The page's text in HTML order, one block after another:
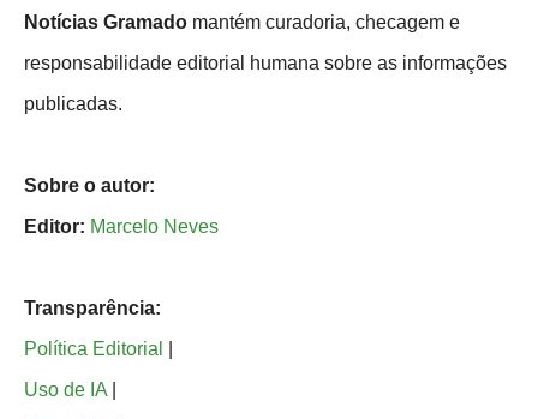
Notícias Gramado mantém curadoria, checagem e
responsabilidade editorial humana sobre as informações
publicadas.
Sobre o autor:
Editor: Marcelo Neves
Transparência:
Política Editorial
Uso de IA